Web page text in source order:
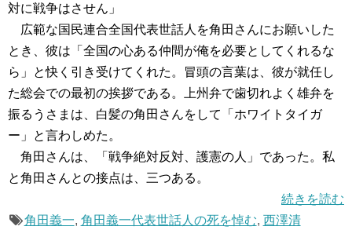
対に戦争はさせん」
広範な国民連合全国代表世話人を角田さんにお願いした
とき、彼は「全国の心ある仲間が俺を必要としてくれるな
ら」と快く引き受けてくれた。冒頭の言葉は、彼が就任し
た総会での最初の挨拶である。上州弁で歯切れよく雄弁を
振るうさまは、白髪の角田さんをして「ホワイトタイガ
ー」と言わしめた。
角田さんは、「戦争絶対反対、護憲の人」であった。私
と角田さんとの接点は、三つある。
続きを読む
角田義一, 角田義一代表世話人の死を悼む, 西澤清